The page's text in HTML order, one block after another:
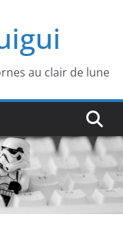
au clair de lune